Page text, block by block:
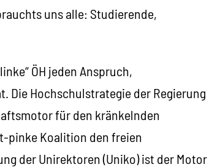
uns alle: Studierende,
ÖH jeden Anspruch,
Die Hochschulstrategie der Regierung
für den kränkelnden
pinke Koalition den freien
der Unirektoren (Uniko) ist der Motor